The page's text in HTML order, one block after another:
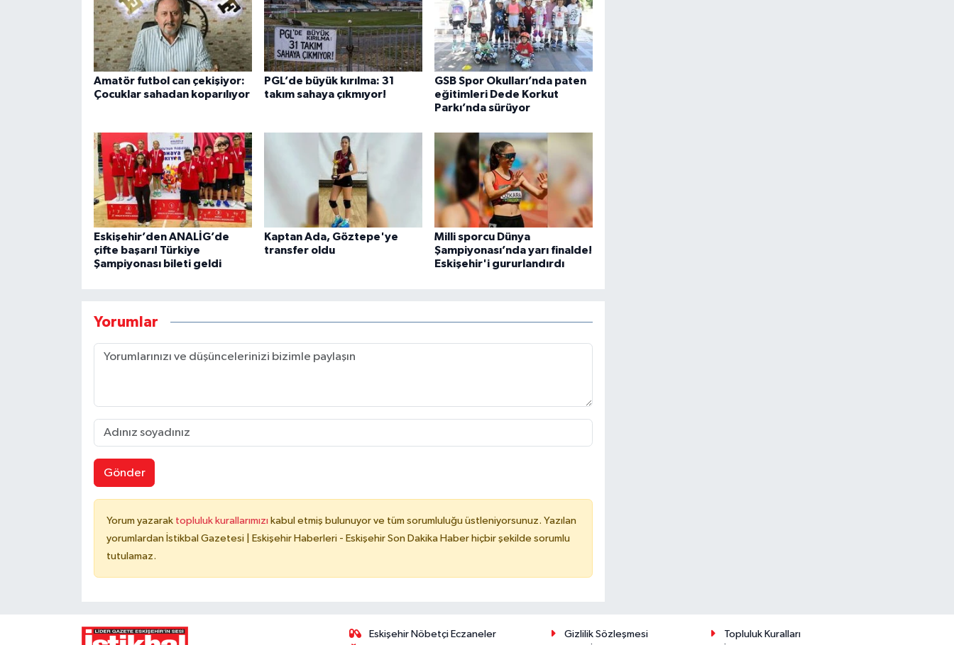
Amatör futbol can çekişiyor:
Çocuklar sahadan koparılıyor
PGL’de büyük kırılma: 31
takım sahaya çıkmıyor!
GSB Spor Okulları’nda paten
eğitimleri Dede Korkut
Parkı’nda sürüyor
Eskişehir’den ANALİG’de
çifte başarı! Türkiye
Şampiyonası bileti geldi
Kaptan Ada, Göztepe'ye
transfer oldu
Milli sporcu Dünya
Şampiyonası’nda yarı finalde!
Eskişehir'i gururlandırdı
Yorumlar
Gönder
Yorum yazarak topluluk kurallarımızı kabul etmiş bulunuyor ve tüm sorumluluğu üstleniyorsunuz. Yazılan
yorumlardan İstikbal Gazetesi | Eskişehir Haberleri - Eskişehir Son Dakika Haber hiçbir şekilde sorumlu
tutulamaz.
Eskişehir Nöbetçi Eczaneler
Gizlilik Sözleşmesi
Topluluk Kuralları